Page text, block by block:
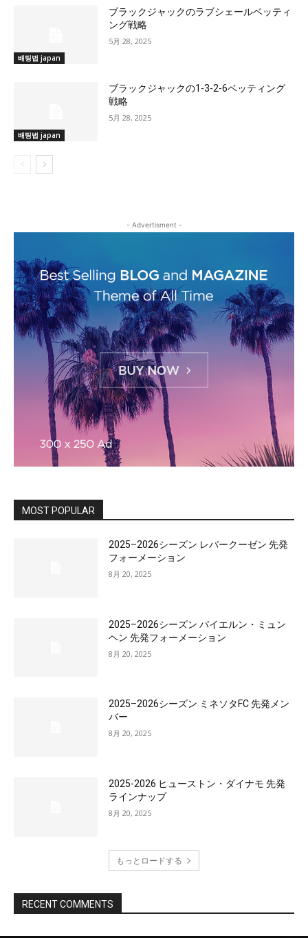
배팅법 japan
ブラックジャックのラブシェールベッティ
ング戦略
5月 28, 2025
배팅법 japan
ブラックジャックの1-3-2-6ベッティング
戦略
5月 28, 2025
- Advertisment -
MOST POPULAR
2025–2026シーズン レバークーゼン 先発
フォーメーション
8月 20, 2025
2025–2026シーズン バイエルン・ミュン
ヘン 先発フォーメーション
8月 20, 2025
2025–2026シーズン ミネソタFC 先発メン
バー
8月 20, 2025
2025-2026 ヒューストン・ダイナモ 先発
ラインナップ
8月 20, 2025
もっとロードする
RECENT COMMENTS